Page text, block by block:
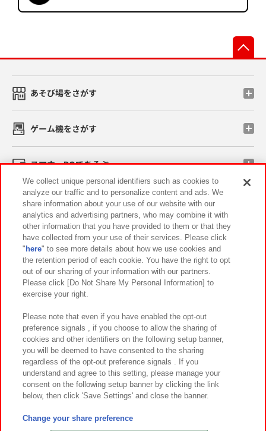
あそび場をさがす
ゲーム機をさがす
スマホ・PCであそぶ
イベント・キャンペーン
関連会社 サステナビリティ サイトポリシー
プライバシーポリシー ウェブアクセシビリティ方針と検証結果
お取引先さまとともに
カスタマーハラスメント対応方針 よくあるご質問・お問い合わせ
©Bandai Namco Amusement Inc.
©Bandai Namco Amusement Lab Inc.
We collect unique personal identifiers such as cookies to
analyze our traffic and to personalize content and ads. We
share information about your use of our website with our
analytics and advertising partners, who may combine it with
other information that you have provided to them or that they
have collected from your use of their services. Please click
" here" to see more details about how we use cookies and
the retention period of each cookie. You have the right to opt
out of our sharing of your information with our partners.
Please click [Do Not Share My Personal Information] to
exercise your right.
Please note that even if you have enabled the opt-out
preference signals , if you choose to allow the sharing of
cookies and other identifiers on the following setup banner,
you will be deemed to have consented to the sharing
regardless of the opt-out preference signals . If you
understand and agree to this setting, please manage your
consent on the following setup banner by clicking the link
below, then click 'Save Settings' and close the banner.
Change your share preference